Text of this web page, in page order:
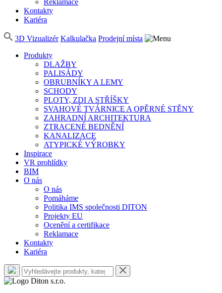
Reklamace
Kontakty
Kariéra
3D Vizualizér Kalkulačka Prodejní místa
Produkty
DLAŽBY
PALISÁDY
OBRUBNÍKY A LEMY
SCHODY
PLOTY, ZDI A STŘÍŠKY
SVAHOVÉ TVÁRNICE A OPĚRNÉ STĚNY
ZAHRADNÍ ARCHITEKTURA
ZTRACENÉ BEDNĚNÍ
KANALIZACE
ATYPICKÉ VÝROBKY
Inspirace
VR prohlídky
BIM
O nás
O nás
Pomáháme
Politika IMS společnosti DITON
Projekty EU
Ocenění a certifikace
Reklamace
Kontakty
Kariéra